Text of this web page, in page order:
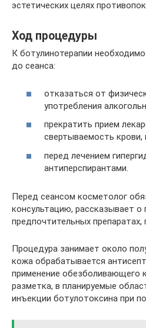
эстетических целях
Ход процедуры
К ботулинотерапии
до сеанса:
отказаться от
употребления
прекратить прием
свертываемость крови,
перед лечением
антиперспирантами.
Перед сеансом косметолог
консультацию, рассказывает о
предпочтительных препаратах,
Процедура занимает около
кожа обрабатывается
применение обезболивающего
разметка, в планируемые
инъекции ботулотоксина при